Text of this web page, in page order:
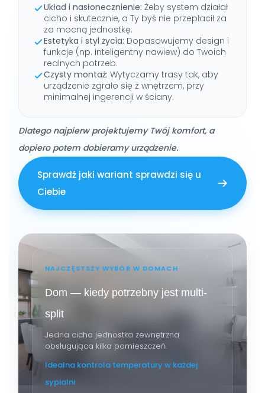
Układ i nasłonecznienie: Żeby system działał
cicho i skutecznie, a Ty byś nie przepłacił za
za mocną jednostkę.
Estetyka i styl życia: Dopasowujemy design i
funkcje (np. inteligentny nawiew) do Twoich
realnych potrzeb.
Czysty montaż: Wytyczamy trasy tak, aby
urządzenie zgrało się z wnętrzem, przy
minimalnej ingerencji w ściany.
Dlatego najpierw projektujemy Twój komfort, a
dopiero potem dobieramy urządzenie.
Sprawdź jaki wariant sprawdzi się u
Ciebie
NAJCZĘSTSZY WYBÓR W DOMACH
Dom — kiedy potrzebny jest multi-
split
Jedna cicha jednostka zewnętrzna
obsługująca kilka pomieszczeń.
Idealna kontrola temperatury w każdej
sypialni